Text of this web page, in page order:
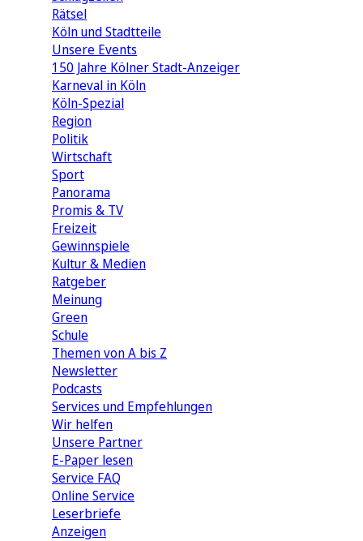
Rätsel
Köln und Stadtteile
Unsere Events
150 Jahre Kölner Stadt-Anzeiger
Karneval in Köln
Köln-Spezial
Region
Politik
Wirtschaft
Sport
Panorama
Promis & TV
Freizeit
Gewinnspiele
Kultur & Medien
Ratgeber
Meinung
Green
Schule
Themen von A bis Z
Newsletter
Podcasts
Services und Empfehlungen
Wir helfen
Unsere Partner
E-Paper lesen
Service FAQ
Online Service
Leserbriefe
Anzeigen